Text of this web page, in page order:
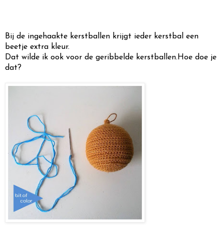
Bij de ingehaakte kerstballen krijgt ieder kerstbal een
beetje extra kleur.
Dat wilde ik ook voor de geribbelde kerstballen. Hoe doe je
dat?